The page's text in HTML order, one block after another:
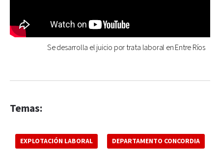
Se desarrolla el juicio por trata laboral en Entre Ríos
Temas:
EXPLOTACIÓN LABORAL DEPARTAMENTO CONCORDIA